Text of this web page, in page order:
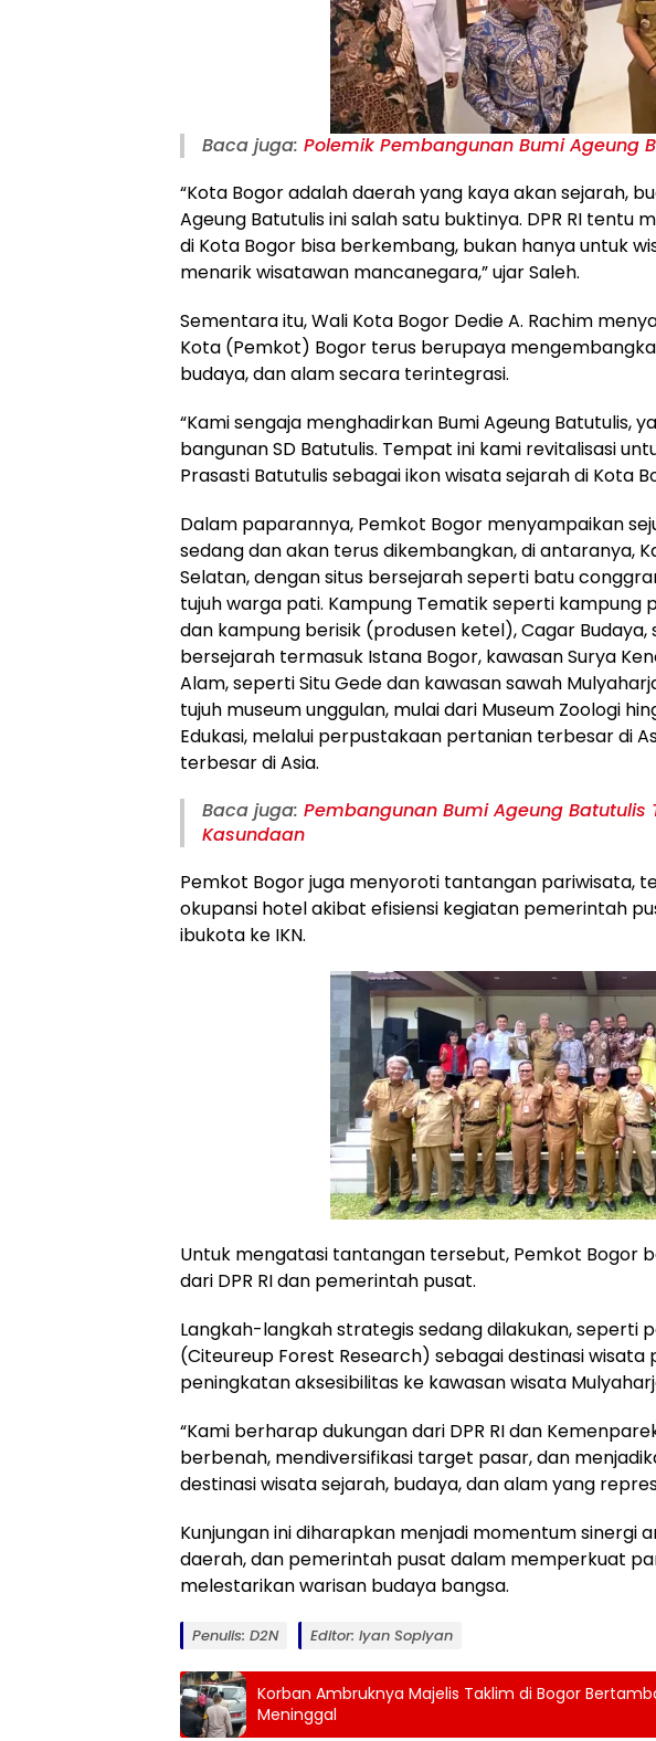
Baca juga: Polemik Pembangunan Bumi Ageung
“Kota Bogor adalah daerah yang kaya akan sejarah,
Ageung Batutulis ini salah satu buktinya. DPR RI tentu
di Kota Bogor bisa berkembang, bukan hanya untuk
menarik wisatawan mancanegara,” ujar Saleh.
Sementara itu, Wali Kota Bogor Dedie A. Rachim
Kota (Pemkot) Bogor terus berupaya
budaya, dan alam secara terintegrasi.
“Kami sengaja menghadirkan Bumi Ageung Batutulis,
bangunan SD Batutulis. Tempat ini kami revitalisasi
Prasasti Batutulis sebagai ikon wisata sejarah di Kota
Dalam paparannya, Pemkot Bogor menyampaikan
sedang dan akan terus dikembangkan, di antaranya,
Selatan, dengan situs bersejarah seperti batu
tujuh warga pati. Kampung Tematik seperti kampung
dan kampung berisik (produsen ketel), Cagar
bersejarah termasuk Istana Bogor, kawasan Surya
Alam, seperti Situ Gede dan kawasan sawah
tujuh museum unggulan, mulai dari Museum Zoologi
Edukasi, melalui perpustakaan pertanian terbesar di
terbesar di Asia.
Baca juga: Pembangunan Bumi Ageung Batutulis
Kasundaan
Pemkot Bogor juga menyoroti tantangan pariwisata,
okupansi hotel akibat efisiensi kegiatan pemerintah
ibukota ke IKN.
Untuk mengatasi tantangan tersebut, Pemkot Bogor
dari DPR RI dan pemerintah pusat.
Langkah-langkah strategis sedang dilakukan, seperti
(Citeureup Forest Research) sebagai destinasi wisata
peningkatan aksesibilitas ke kawasan wisata
“Kami berharap dukungan dari DPR RI dan
berbenah, mendiversifikasi target pasar, dan
destinasi wisata sejarah, budaya, dan alam yang
Kunjungan ini diharapkan menjadi momentum sinergi
daerah, dan pemerintah pusat dalam memperkuat
melestarikan warisan budaya bangsa.
Penulis: D2N Editor: Iyan Sopiyan
Korban Ambruknya Majelis Taklim di Bogor
Meninggal